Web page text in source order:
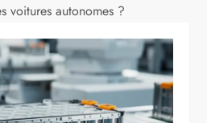
voitures autonomes ?